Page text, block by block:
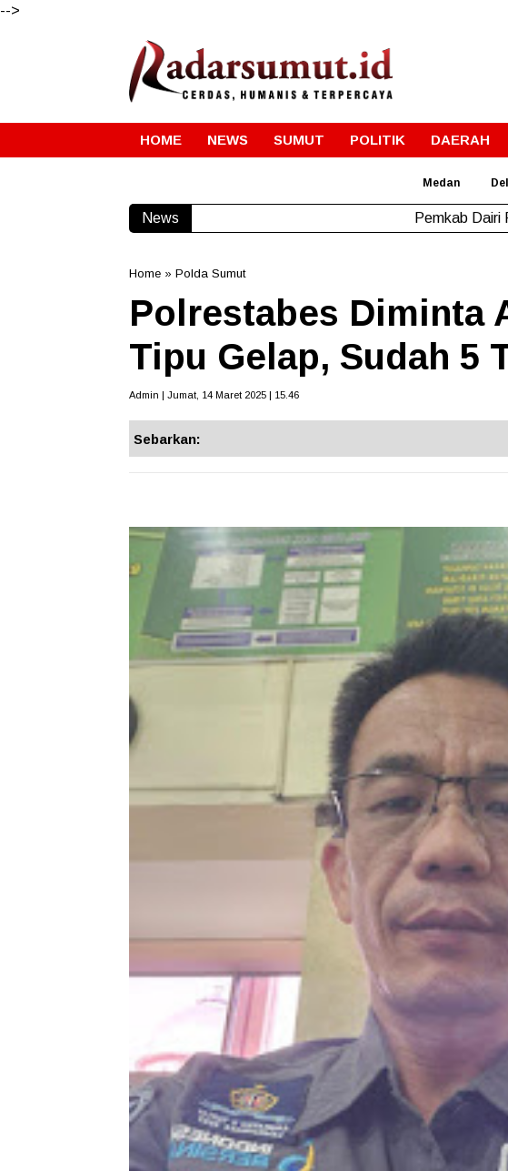
-->
HOME NEWS SUMUT POLITIK DAERAH
Medan
News Pemkab Dairi
Home » Polda Sumut
Polrestabes Diminta
Tipu Gelap, Sudah 5
Admin | Jumat, 14 Maret 2025 | 15.46
Sebarkan: